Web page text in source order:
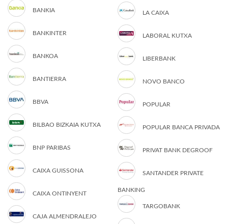
BANKIA
BANKINTER
BANKOA
BANTIERRA
BBVA
BILBAO BIZKAIA KUTXA
BNP PARIBAS
CAIXA GUISSONA
CAIXA ONTINYENT
CAJA ALMENDRALEJO
LA CAIXA
LABORAL KUTXA
LIBERBANK
NOVO BANCO
POPULAR
POPULAR BANCA PRIVADA
PRIVAT BANK DEGROOF
SANTANDER PRIVATE
BANKING
TARGOBANK